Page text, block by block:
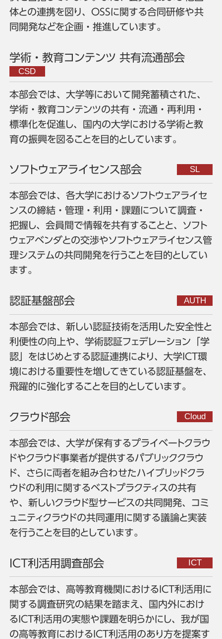
体との連携を図り、OSSに関する合同研修や共
同開発などを企画・推進しています。
学術・教育コンテンツ 共有流通部会
本部会では、大学等において開発蓄積された、
学術・教育コンテンツの共有・流通・再利用・
標準化を促進し、国内の大学における学術と教
育の振興を図ることを目的としています。
ソフトウェアライセンス部会
本部会では、各大学におけるソフトウェアライセ
ンスの締結・管理・利用・課題について調査・
把握し、会員間で情報を共有することと、ソフト
ウェアベンダとの交渉やソフトウェアライセンス管
理システムの共同開発を行うことを目的としてい
ます。
認証基盤部会
本部会では、新しい認証技術を活用した安全性と
利便性の向上や、学術認証フェデレーション「学
認」をはじめとする認証連携により、大学ICT環
境における重要性を増してきている認証基盤を、
飛躍的に強化することを目的としています。
クラウド部会
本部会では、大学が保有するプライベートクラウ
ドやクラウド事業者が提供するパブリッククラウ
ド、さらに両者を組み合わせたハイブリッドクラ
ウドの利用に関するベストプラクティスの共有
や、新しいクラウド型サービスの共同開発、コミ
ュニティクラウドの共同運用に関する議論と実装
を行うことを目的としています。
ICT利活用調査部会
本部会では、高等教育機関におけるICT利活用に
関する調査研究の結果を踏まえ、国内外におけ
るICT利活用の実態や課題を明らかにし、我が国
の高等教育におけるICT利活用のあり方を提案す